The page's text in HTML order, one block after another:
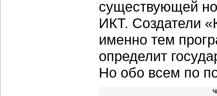
существующей
ИКТ. Создатели
именно тем
определит
Но обо всем по